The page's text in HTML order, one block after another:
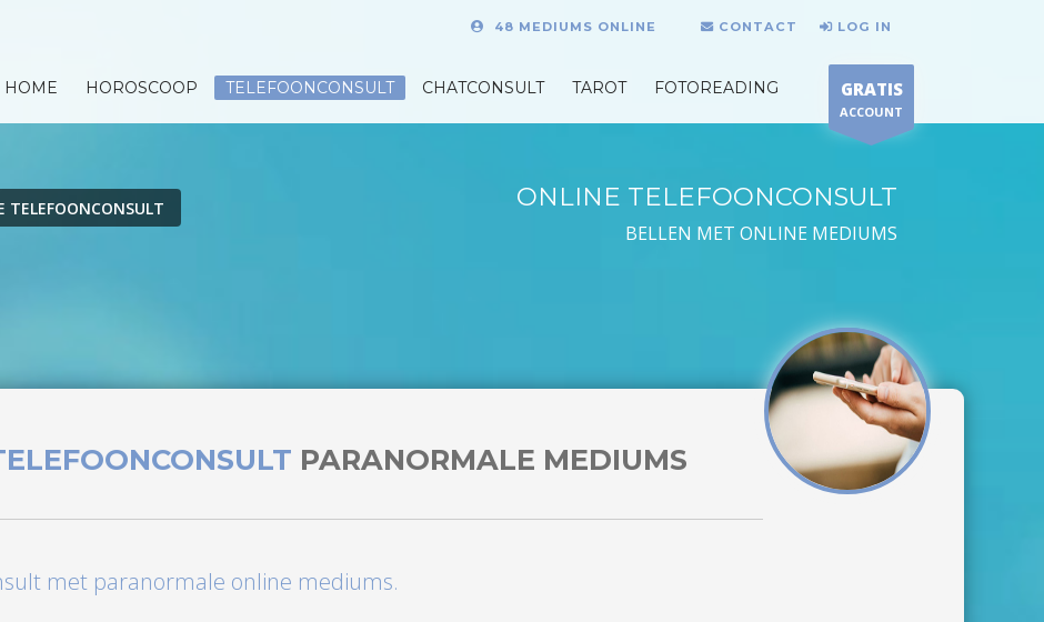
48 MEDIUMS ONLINE CONTACT LOG IN
HOME HOROSCOOP TELEFOONCONSULT CHATCONSULT TAROT FOTOREADING GRATIS
ACCOUNT
TELEFOONCONSULT ONLINE TELEFOONCONSULT
BELLEN MET ONLINE MEDIUMS
PARANORMALE MEDIUMS
met paranormale online mediums.